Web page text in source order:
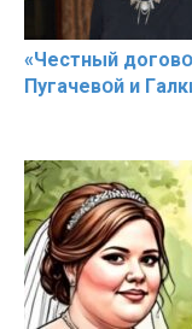
«Чeстный
Пугачевօй и